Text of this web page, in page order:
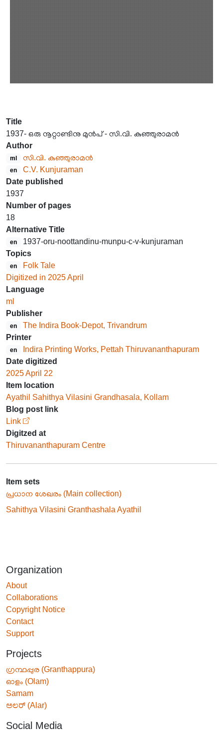
Title
1937- ഒരു നൂറ്റാണ്ടിനു മുൻപ് - സി.വി. കുഞ്ഞുരാമൻ
Author
ml സി.വി. കുഞ്ഞുരാമൻ
en
C.V. Kunjuraman
Date published
1937
Number of pages
18
Alternative Title
en
1937-oru-noottandinu-munpu-c-v-kunjuraman
Topics
en
Folk Tale
Digitized in 2025 April
Language
ml
Publisher
en
The Indira Book-Depot, Trivandrum
Printer
en
Indira Printing Works, Pettah Thiruvananthapuram
Date digitized
2025 April 22
Item location
Ayathil Sahithya Vilasini Grandhasala, Kollam
Blog post link
Link
Digitzed at
Thiruvananthapuram Centre
Item sets
പ്രധാന ശേഖരം (Main collection)
Sahithya Vilasini Granthashala Ayathil
Organization
About
Collaborations
Copyright Notice
Contact
Support
Projects
ഗ്രന്ഥപ്പുര (Granthappura)
ഓളം (Olam)
Samam
ಅಲರ್ (Alar)
Social Media